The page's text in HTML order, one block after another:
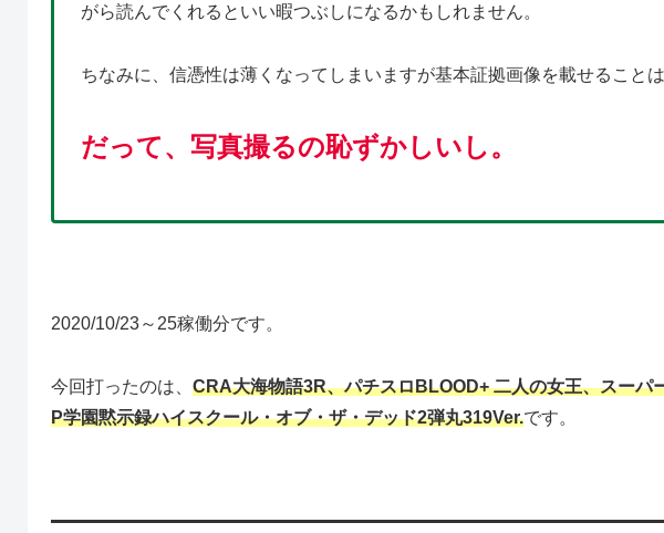
がら読んでくれるといい暇つぶしになるかもしれません。
ちなみに、信憑性は薄くなってしまいますが基本証拠画像を載せることは
だって、写真撮るの恥ずかしいし。
2020/10/23～25稼働分です。
今回打ったのは、 CRA大海物語3R、パチスロBLOOD+ 二人の女王、スーパ
P学園黙示録ハイスクール・オブ・ザ・デッド2弾丸319Ver.です。